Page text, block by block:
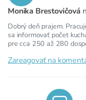
Monika Brestovičová
Dobrý deň prajem.
sa informovať počet
pre cca 250 až 280
Zareagovať na